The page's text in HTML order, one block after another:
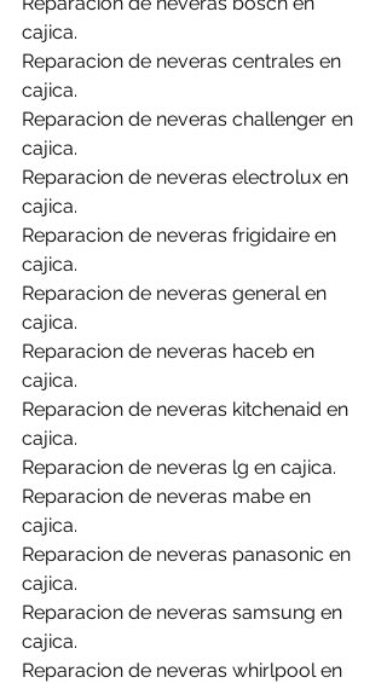
cajica.
Reparacion de neveras centrales en
cajica.
Reparacion de neveras challenger en
cajica.
Reparacion de neveras electrolux en
cajica.
Reparacion de neveras frigidaire en
cajica.
Reparacion de neveras general en
cajica.
Reparacion de neveras haceb en
cajica.
Reparacion de neveras kitchenaid en
cajica.
Reparacion de neveras lg en cajica.
Reparacion de neveras mabe en
cajica.
Reparacion de neveras panasonic en
cajica.
Reparacion de neveras samsung en
cajica.
Reparacion de neveras whirlpool en